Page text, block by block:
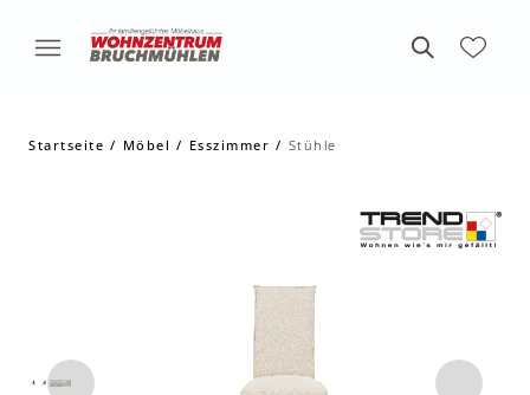
Startseite Möbel Esszimmer Stühle